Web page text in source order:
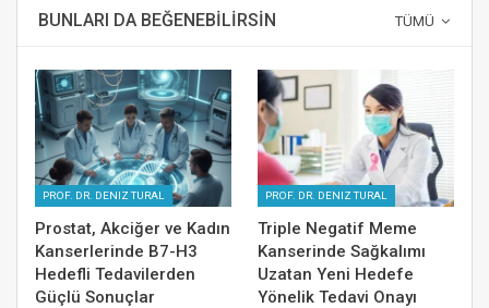
TÜMÜ
BUNLARI DA BEĞENEBILIRSIN
PROF. DR. DENIZ TURAL
Prostat, Akciğer ve Kadın
Kanserlerinde B7-H3
Hedefli Tedavilerden
Güçlü Sonuçlar
PROF. DR. DENIZ TURAL
Triple Negatif Meme
Kanserinde Sağkalımı
Uzatan Yeni Hedefe
Yönelik Tedavi Onayı